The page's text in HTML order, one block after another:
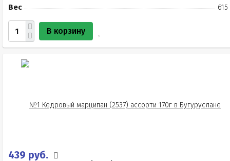
Вес 615
В корзину
439 руб.